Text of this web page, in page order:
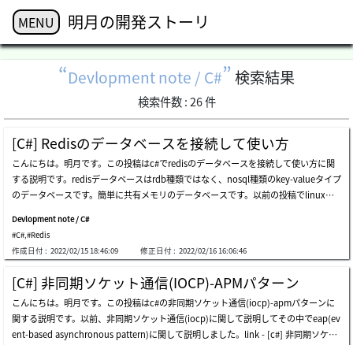
MENU 明月の開発ストーリ
Devlopment note / C# 検索結果
検索件数 :26件
[C#] Redisのデータベースを接続して使い方
こんにちは。明月です。この投稿はc#でredisのデータベースを接続して使い方に関
する説明です。redisデータベースはrdb種類ではなく、nosql種類のkey-valueタイプ
のデータベースです。簡単に共有メモリのデータベースです。以前の投稿でlinux環
disデータベースをインストールする方法とコマンドを使い方そのredisデータベース
をc#で使ってみましょう。まず、c#で使うためにはnugetを利用してstackexchange.
redisライブラリをインストールしましょう。ライブラリがインストールされたらredi
sデータベースに値を格納して取得しましょう。上のソースでtestのキーでhello worl
dを格納しました。そして10分後では自動にkey-valueが消えます。そしてtestキーで
取得すると入力したデータがコンソールに出よくします。関連な関数に関してはapi
ドキュメントを参照してください。リンク - https://stackexchange.github.io/stack
exchange.redis/上には単純にkeyでデータの値を格納して取得する基本的な処理で
Devlopment note / C#
#C# #Redis
作成日付 : 2022/02/15 18:46:09 修正日付 : 2022/02/16 16:06:46
[C#] 非同期ソケット通信(IOCP)-APMパターン
こんにちは。明月です。この投稿はc#の非同期ソケット通信(iocp)-apmパターンに
関する説明です。以前、非同期ソケット通信(iocp)に関して説明してその中でeap(ev
ent-based asynchronous pattern)に関して説明しました。link - [c#] 非同期ソケッ